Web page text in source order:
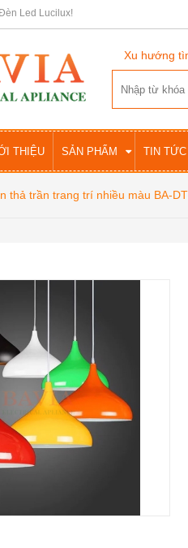
Led Lucilux!
Xu hướng
THIỆU SẢN PHẨM TIN TỨC
thả trần trang trí nhiều màu BA-